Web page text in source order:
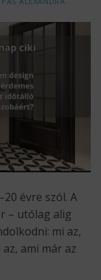
évre szól. A
– utólag alig
mi az,
ami már az